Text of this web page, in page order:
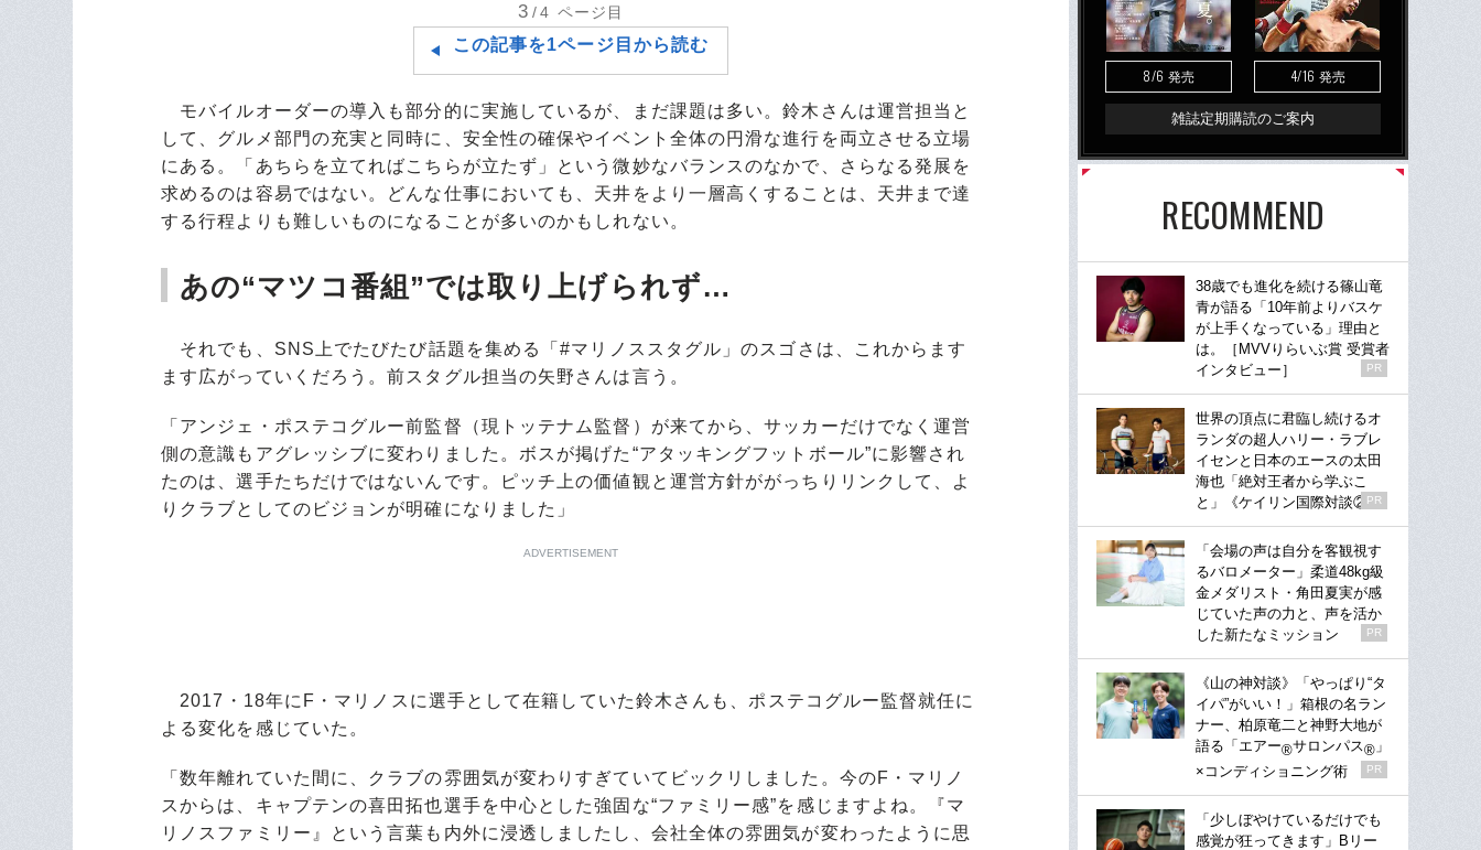
3 /4 ページ目
この記事を1ページ目から読む
モバイルオーダーの導入も部分的に実施しているが、まだ課題は多い。鈴木さんは運営担当と
して、グルメ部門の充実と同時に、安全性の確保やイベント全体の円滑な進行を両立させる立場
にある。「あちらを立てればこちらが立たず」という微妙なバランスのなかで、さらなる発展を
求めるのは容易ではない。どんな仕事においても、天井をより一層高くすることは、天井まで達
する行程よりも難しいものになることが多いのかもしれない。
あの“マツコ番組”では取り上げられず…
それでも、SNS上でたびたび話題を集める「#マリノススタグル」のスゴさは、これからます
ます広がっていくだろう。前スタグル担当の矢野さんは言う。
「アンジェ・ポステコグルー前監督（現トッテナム監督）が来てから、サッカーだけでなく運営
側の意識もアグレッシブに変わりました。ボスが掲げた“アタッキングフットボール”に影響され
たのは、選手たちだけではないんです。ピッチ上の価値観と運営方針ががっちりリンクして、よ
りクラブとしてのビジョンが明確になりました」
ADVERTISEMENT
2017・18年にF・マリノスに選手として在籍していた鈴木さんも、ポステコグルー監督就任に
よる変化を感じていた。
「数年離れていた間に、クラブの雰囲気が変わりすぎていてビックリしました。今のF・マリノ
スからは、キャプテンの喜田拓也選手を中心とした強固な“ファミリー感”を感じますよね。『マ
リノスファミリー』という言葉も内外に浸透しましたし、会社全体の雰囲気が変わったように思
8/6 発売 4/16 発売
雑誌定期購読のご案内
RECOMMEND
38歳でも進化を続ける篠山竜
青が語る「10年前よりバスケ
が上手くなっている」理由と
は。［MVVりらいぶ賞 受賞者
インタビュー］
PR
世界の頂点に君臨し続けるオ
ランダの超人ハリー・ラブレ
イセンと日本のエースの太田
海也「絶対王者から学ぶこ
と」《ケイリン国際対談②》
PR
「会場の声は自分を客観視す
るバロメーター」柔道48kg級
金メダリスト・角田夏実が感
じていた声の力と、声を活か
した新たなミッション
PR
《山の神対談》「やっぱり“タ
イパ”がいい！」箱根の名ラン
ナー、柏原竜二と神野大地が
語る「エアー®サロンパス® 」
×コンディショニング術
PR
「少しぼやけているだけでも
感覚が狂ってきます」Bリー